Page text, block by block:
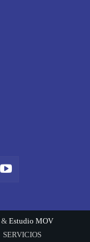
& Estudio MOV
SERVICIOS